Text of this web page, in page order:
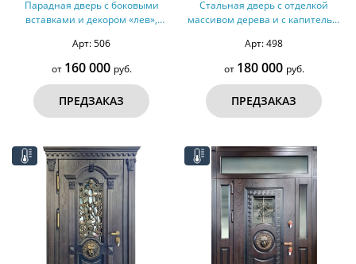
Парадная дверь с боковыми
вставками и декором «лев»,
Арт: 506
от 160 000 руб.
ПРЕДЗАКАЗ
Стальная дверь с отделкой
массивом дерева и с капителью
Арт: 498
от 180 000 руб.
ПРЕДЗАКАЗ